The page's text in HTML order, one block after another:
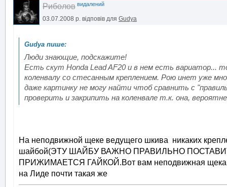
Риболов видалений
03.07.2008 р. відповів для Gudya
Люди знающие, подскажите!
Есть скут Honda Lead AF20 и в нем есть вариатор...
коленвалу со стесанным креплением. Рою инет уже
даже картинку не могу найти чтоб сравнить с
проверить и закрипить на коленвале т.к. она,
На неподвижной щеке ведущего шкива никаких
шайбой(ЭТУ ШАЙБУ ВАЖНО ПРАВИЛЬНО
ПРИЖИМАЕТСЯ ГАЙКОЙ.Вот вам неподвижная
на Лиде почти такая же